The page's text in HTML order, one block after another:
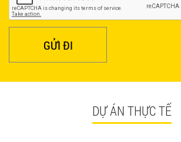
GỬI ĐI
DỰ ÁN THỰC TẾ